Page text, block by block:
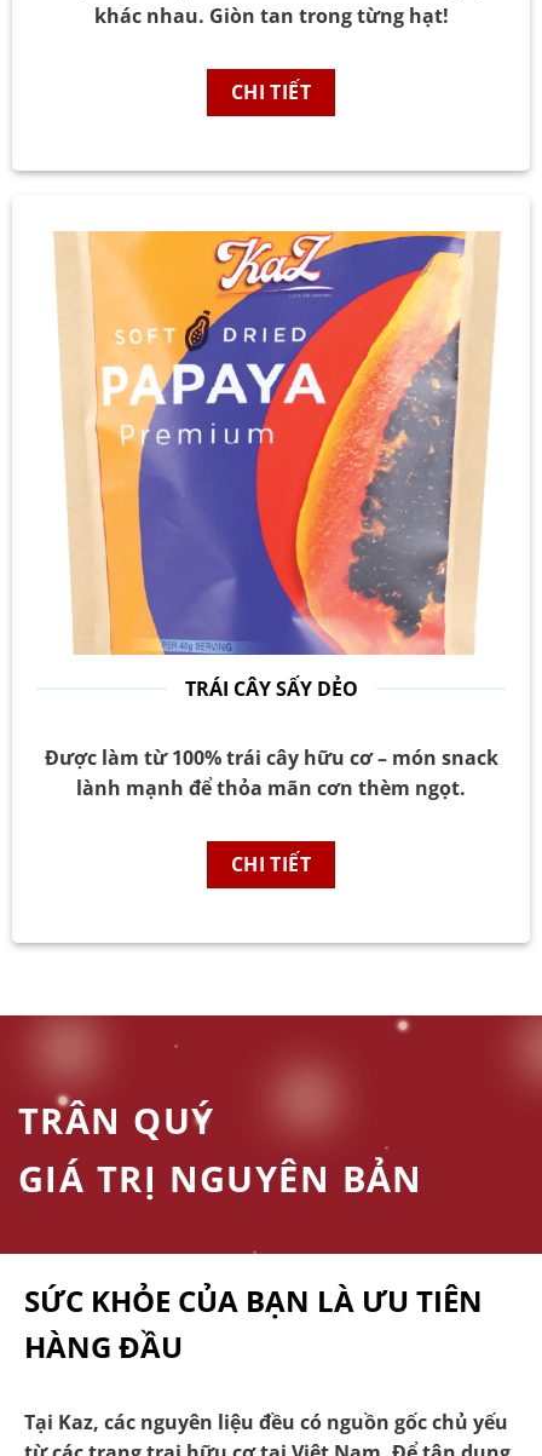
khác nhau. Giòn tan trong từng hạt!
CHI TIẾT
TRÁI CÂY SẤY DẺO
Được làm từ 100% trái cây hữu cơ – món snack
lành mạnh để thỏa mãn cơn thèm ngọt.
CHI TIẾT
TRÂN QUÝ
GIÁ TRỊ NGUYÊN BẢN
SỨC KHỎE CỦA BẠN LÀ ƯU TIÊN
HÀNG ĐẦU
Tại Kaz, các nguyên liệu đều có nguồn gốc chủ yếu